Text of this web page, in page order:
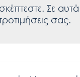
Σε αυτά
σας.